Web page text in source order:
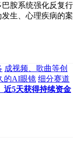
胺系统强化反复行
生、心理疾病的案
成视频、歌曲等创
的AI眼镜 细分赛道
近5天获得持续资金